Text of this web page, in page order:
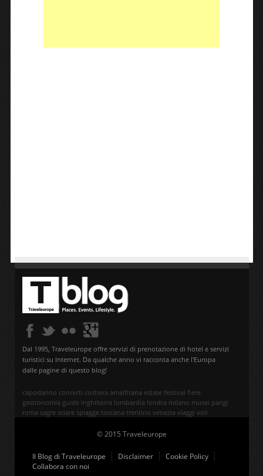
Dal 1995, Traveleurope offre servizi di prenotazione di hotel e servizi
turistici su Internet. Da qualche anno vi racconta anche l'Europa
dalle pagine di questo blog!
capodanno concerti costiera amalfitana estate festival fiere
gastronomia guide inghilterra lombardia londra milano musei parigi
roma sagre sciare spiagge toscana trentino venezia viaggi voli
© 2015 Traveleurope
Il Blog di Traveleurope Disclaimer
Cookie Policy
Collabora con noi